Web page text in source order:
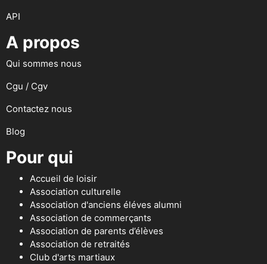
API
A propos
Qui sommes nous
Cgu / Cgv
Contactez nous
Blog
Pour qui
Accueil de loisir
Association culturelle
Association d'anciens éléves alumni
Association de commerçants
Association de parents d’élèves
Association de retraités
Club d'arts martiaux